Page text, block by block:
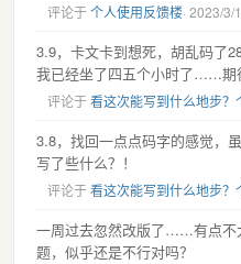
评论于个人使用反馈楼· 2023/3/
3.9，卡文卡到想死，胡乱码了
我已经坐了四五个小时了……期
评论于看这次能写到什么地步？
3.8，找回一点点码字的感觉，
写了些什么？！
评论于看这次能写到什么地步？
一周过去忽然改版了……有点不
题，似乎还是不行对吗？